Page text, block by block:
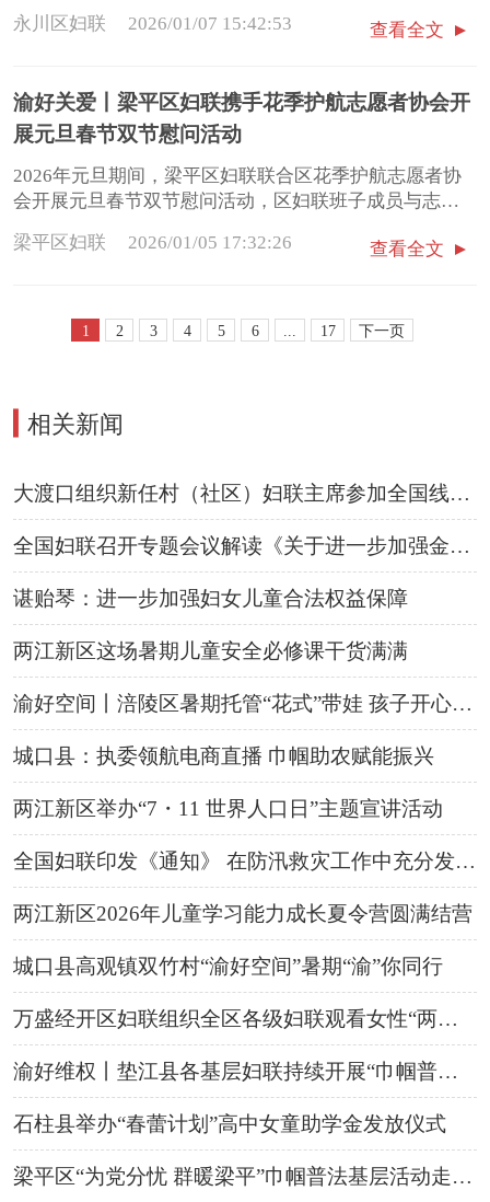
永川区妇联 2026/01/07 15:42:53 查看全文
渝好关爱丨梁平区妇联携手花季护航志愿者协会开
展元旦春节双节慰问活动
2026年元旦期间，梁平区妇联联合区花季护航志愿者协
会开展元旦春节双节慰问活动，区妇联班子成员与志愿
困境留守儿童送上定制冬衣、学习用品和节日礼包等新
梁平区妇联 2026/01/05 17:32:26 查看全文
1 2 3 4 5 6 17 下一页
相关新闻
大渡口组织新任村（社区）妇联主席参加全国线上轮训
全国妇联召开专题会议解读《关于进一步加强金融支持
谌贻琴：进一步加强妇女儿童合法权益保障
两江新区这场暑期儿童安全必修课干货满满
渝好空间丨涪陵区暑期托管“花式”带娃 孩子开心家长放心
城口县：执委领航电商直播 巾帼助农赋能振兴
两江新区举办“7・11 世界人口日”主题宣讲活动
全国妇联印发《通知》 在防汛救灾工作中充分发挥妇联组织作用
两江新区2026年儿童学习能力成长夏令营圆满结营
城口县高观镇双竹村“渝好空间”暑期“渝”你同行
万盛经开区妇联组织全区各级妇联观看女性“两癌”康复小课堂线上直播课
渝好维权丨垫江县各基层妇联持续开展“巾帼普法基层行”活动
石柱县举办“春蕾计划”高中女童助学金发放仪式
梁平区“为党分忧 群暖梁平”巾帼普法基层活动走进街道